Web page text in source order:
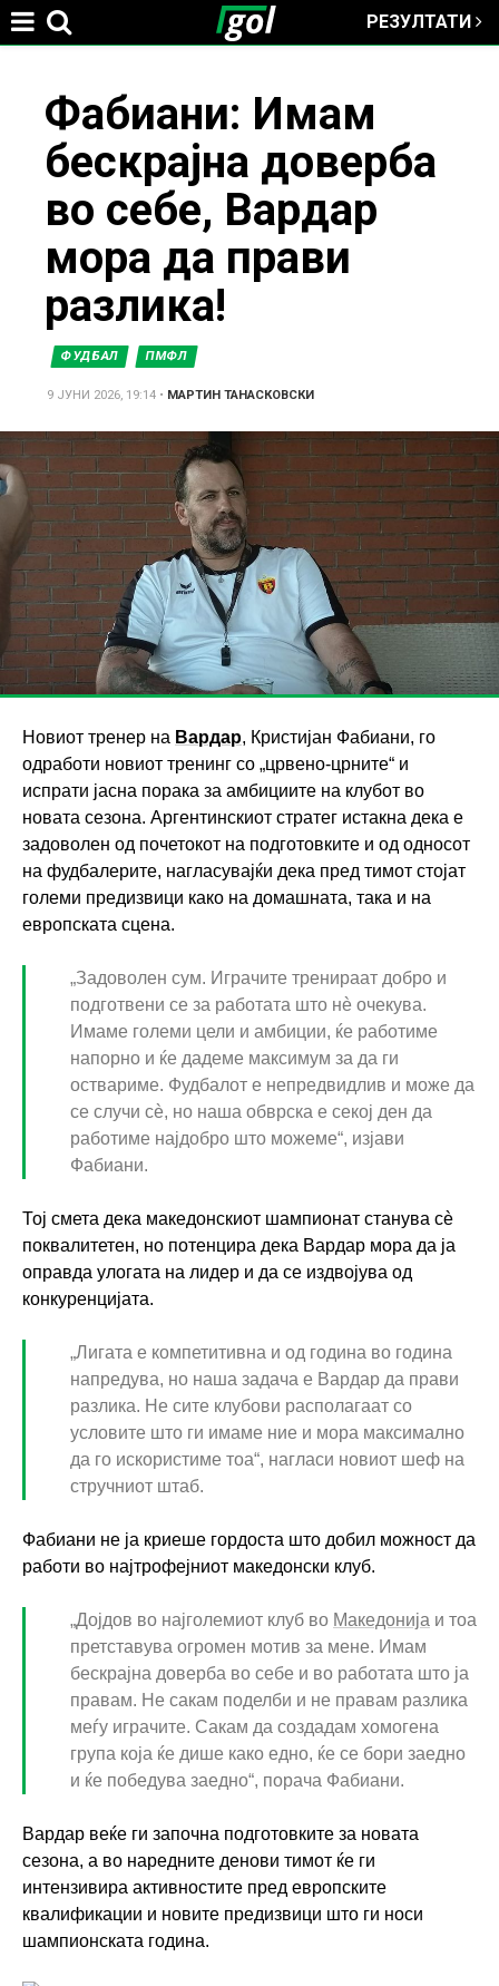
РЕЗУЛТАТИ
here
Фабиани: Имам
бескрајна доверба
во себе, Вардар
мора да прави
разлика!
ФУДБАЛ ПМФЛ
9 ЈУНИ 2026, 19:14 • МАРТИН ТАНАСКОВСКИ
Новиот тренер на Вардар, Кристијан Фабиани, го
одработи новиот тренинг со „црвено-црните“ и
испрати јасна порака за амбициите на клубот во
новата сезона. Аргентинскиот стратег истакна дека е
задоволен од почетокот на подготовките и од односот
на фудбалерите, нагласувајќи дека пред тимот стојат
големи предизвици како на домашната, така и на
европската сцена.
„Задоволен сум. Играчите тренираат добро и
подготвени се за работата што нè очекува.
Имаме големи цели и амбиции, ќе работиме
напорно и ќе дадеме максимум за да ги
оствариме. Фудбалот е непредвидлив и може да
се случи сè, но наша обврска е секој ден да
работиме најдобро што можеме“, изјави
Фабиани.
Тој смета дека македонскиот шампионат станува сè
поквалитетен, но потенцира дека Вардар мора да ја
оправда улогата на лидер и да се издвојува од
конкуренцијата.
„Лигата е компетитивна и од година во година
напредува, но наша задача е Вардар да прави
разлика. Не сите клубови располагаат со
условите што ги имаме ние и мора максимално
да го искористиме тоа“, нагласи новиот шеф на
стручниот штаб.
Фабиани не ја криеше гордоста што добил можност да
работи во најтрофејниот македонски клуб.
„Дојдов во најголемиот клуб во Македонија и тоа
претставува огромен мотив за мене. Имам
бескрајна доверба во себе и во работата што ја
правам. Не сакам поделби и не правам разлика
меѓу играчите. Сакам да создадам хомогена
група која ќе дише како едно, ќе се бори заедно
и ќе победува заедно“, порача Фабиани.
Вардар веќе ги започна подготовките за новата
сезона, а во наредните денови тимот ќе ги
интензивира активностите пред европските
квалификации и новите предизвици што ги носи
шампионската година.